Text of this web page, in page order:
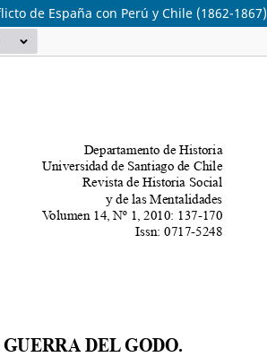
de España con Perú y Chile (1862-1867)